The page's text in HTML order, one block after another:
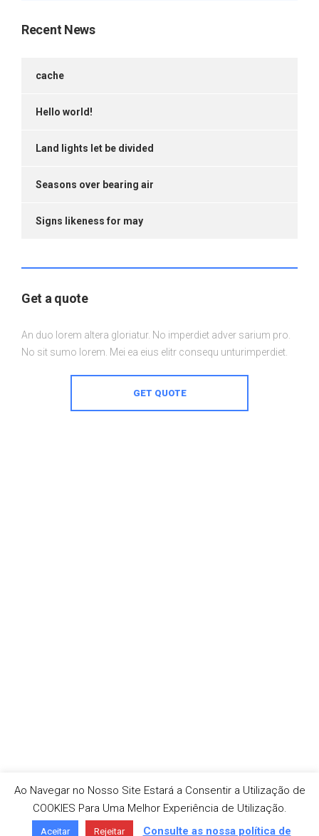
Recent News
cache
Hello world!
Land lights let be divided
Seasons over bearing air
Signs likeness for may
Get a quote
An duo lorem altera gloriatur. No imperdiet adver sarium pro.
No sit sumo lorem. Mei ea eius elitr consequ unturimperdiet.
GET QUOTE
Ao Navegar no Nosso Site Estará a Consentir a Utilização de
COOKIES Para Uma Melhor Experiência de Utilização.
Aceitar Rejeitar
Consulte as nossa política de